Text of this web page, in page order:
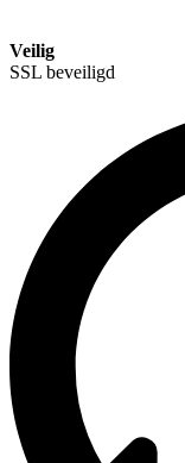
Veilig
SSL beveiligd